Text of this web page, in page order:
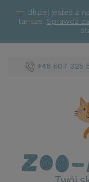
Im dłużej jesteś z
tańsze. Sprawdź
+48 607 325